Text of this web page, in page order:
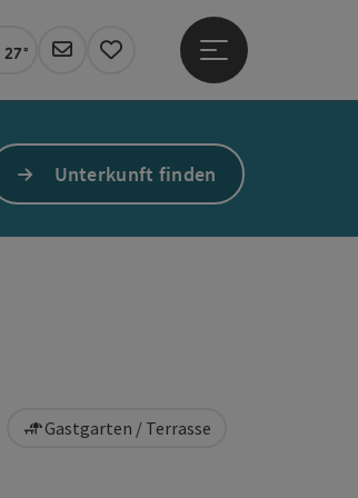
Aktuelles Wetter Linz, sonnig
27°
Newsletter
Merkzettel
Hauptmenü öffnen
Unterkunft finden
Gastgarten / Terrasse